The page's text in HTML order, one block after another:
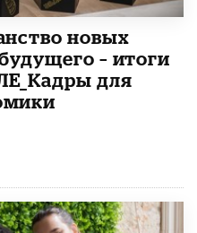
новых
– итоги
для